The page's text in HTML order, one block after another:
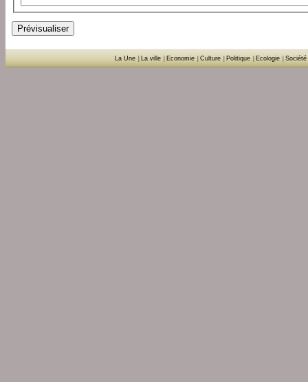
La Une La ville Economie Culture Politique Ecologie Société